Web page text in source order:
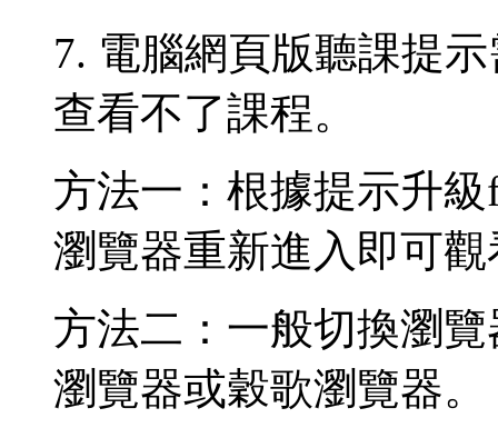
7. 電腦網頁版聽課提
查看不了課程。
方法一：根據提示升
瀏覽器重新進入即可觀
方法二：一般切換瀏
瀏覽器或穀歌瀏覽器。